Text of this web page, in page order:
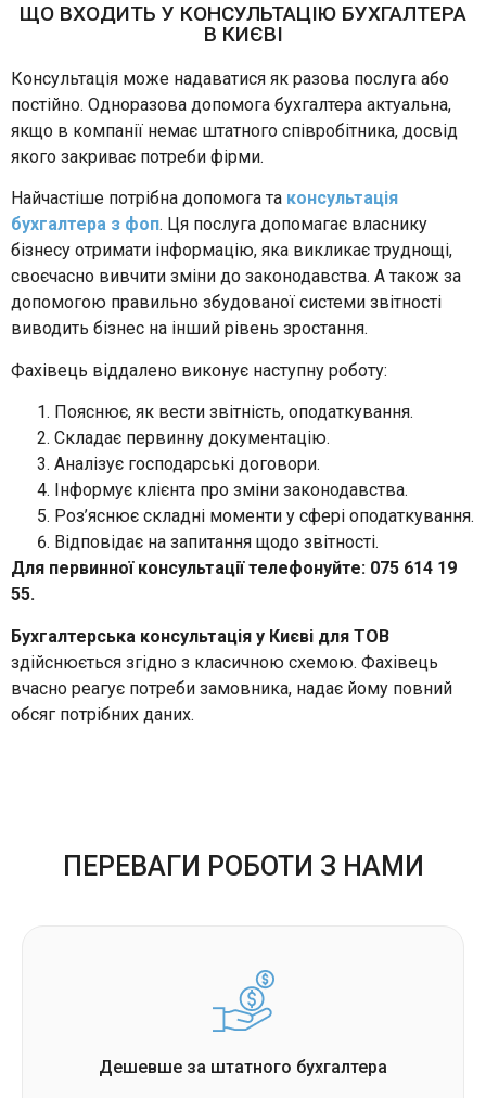
ЩО ВХОДИТЬ У КОНСУЛЬТАЦІЮ БУХГАЛТЕРА
В КИЄВІ
Консультація може надаватися як разова послуга або
постійно. Одноразова допомога бухгалтера актуальна,
якщо в компанії немає штатного співробітника, досвід
якого закриває потреби фірми.
Найчастіше потрібна допомога та консультація
бухгалтера з фоп. Ця послуга допомагає власнику
бізнесу отримати інформацію, яка викликає труднощі,
своєчасно вивчити зміни до законодавства. А також за
допомогою правильно збудованої системи звітності
виводить бізнес на інший рівень зростання.
Фахівець віддалено виконує наступну роботу:
Пояснює, як вести звітність, оподаткування.
Складає первинну документацію.
Аналізує господарські договори.
Інформує клієнта про зміни законодавства.
Роз’яснює складні моменти у сфері оподаткування.
Відповідає на запитання щодо звітності.
Для первинної консультації телефонуйте: 075 614 19
55.
Бухгалтерська консультація у Києві для ТОВ
здійснюється згідно з класичною схемою. Фахівець
вчасно реагує потреби замовника, надає йому повний
обсяг потрібних даних.
ПЕРЕВАГИ РОБОТИ З НАМИ
Дешевше за штатного бухгалтера